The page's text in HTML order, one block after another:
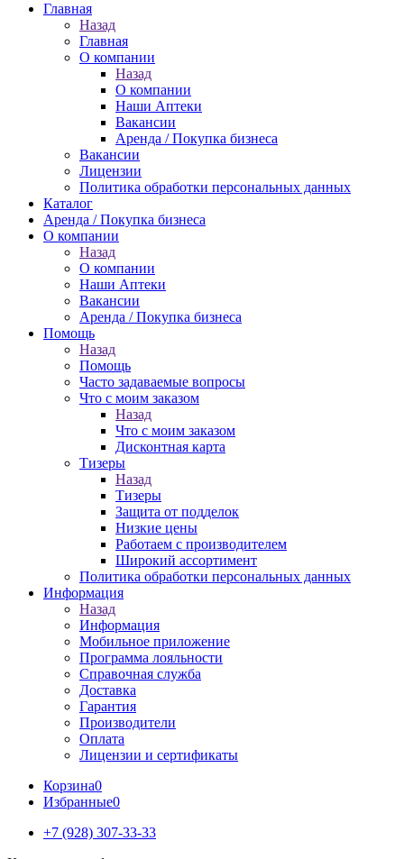
Главная
Назад
Главная
О компании
Назад
О компании
Наши Аптеки
Вакансии
Аренда / Покупка бизнеса
Вакансии
Лицензии
Политика обработки персональных данных
Каталог
Аренда / Покупка бизнеса
О компании
Назад
О компании
Наши Аптеки
Вакансии
Аренда / Покупка бизнеса
Помощь
Назад
Помощь
Часто задаваемые вопросы
Что с моим заказом
Назад
Что с моим заказом
Дисконтная карта
Тизеры
Назад
Тизеры
Защита от подделок
Низкие цены
Работаем с производителем
Широкий ассортимент
Политика обработки персональных данных
Информация
Назад
Информация
Мобильное приложение
Программа лояльности
Справочная служба
Доставка
Гарантия
Производители
Оплата
Лицензии и сертификаты
Корзина0
Избранные0
+7 (928) 307-33-33